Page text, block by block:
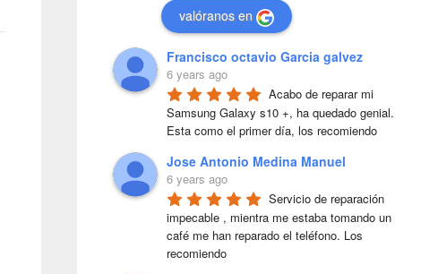
valóranos en
Francisco octavio Garcia galvez
6 years ago
Acabo de reparar mi
Samsung Galaxy s10 +, ha quedado genial.
Esta como el primer día, los recomiendo
Jose Antonio Medina Manuel
6 years ago
Servicio de reparación
impecable , mientra me estaba tomando un
café me han reparado el teléfono. Los
recomiendo